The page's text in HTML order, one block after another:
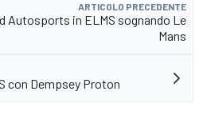
ARTICOLO PRECEDENTE
Autosports in ELMS sognando Le
Mans
con Dempsey Proton